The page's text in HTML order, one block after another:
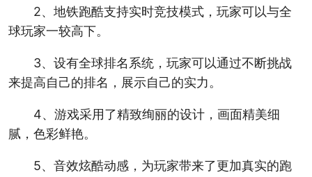
2、地铁跑酷支持实时竞技模式，玩家可以与全
球玩家一较高下。
3、设有全球排名系统，玩家可以通过不断挑战
来提高自己的排名，展示自己的实力。
4、游戏采用了精致绚丽的设计，画面精美细
腻，色彩鲜艳。
5、音效炫酷动感，为玩家带来了更加真实的跑